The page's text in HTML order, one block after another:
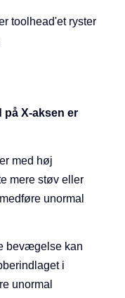
toolhead'et ryster
X-aksen er
med høj
mere støv eller
unormal
bevægelse kan
i
unormal